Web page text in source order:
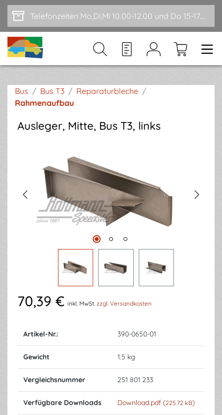
Zum Hauptinhalt springen Telefonzeiten Mo,Di,Mi 10.00-12.00 und Do 15-17.00
Bus / Bus T3 / Reparaturbleche /
Rahmenaufbau
Ausleger, Mitte, Bus T3, links
70,39 € inkl. MwSt. zzgl. Versandkosten
Artikel-Nr.: 390-0650-01
Gewicht 1.5 kg
Vergleichsnummer 251 801 233
Verfügbare Downloads Download.pdf (225.72 kB)